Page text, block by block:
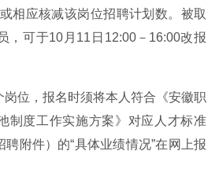
相应核减该岗位招聘计划数。被取
，可于10月11日12:00－16:00改报
位，报名时须将本人符合《安徽职
制度工作实施方案》对应人才标准
聘附件）的“具体业绩情况”在网上报